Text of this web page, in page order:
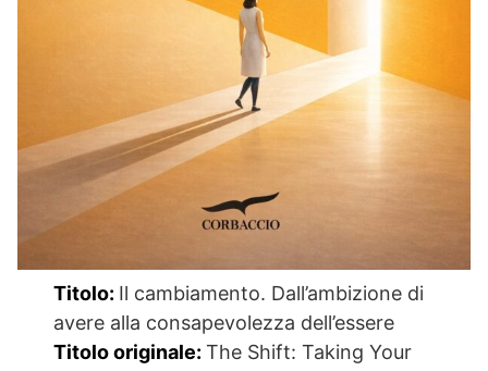
Titolo: Il cambiamento. Dall’ambizione di
avere alla consapevolezza dell’essere
Titolo originale:The Shift: Taking Your